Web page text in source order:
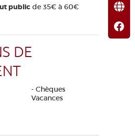
public de 35€ à 60€
DE
- Chèques
Vacances